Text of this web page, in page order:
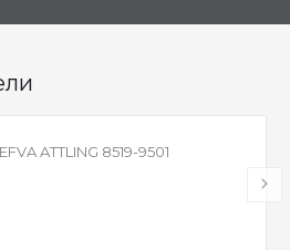
EFVA ATTLING 8519-9501